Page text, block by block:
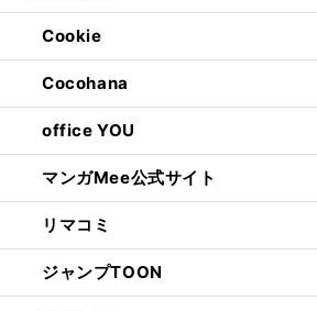
Cookie
Cocohana
office YOU
マンガMee公式サイト
リマコミ
ジャンプTOON